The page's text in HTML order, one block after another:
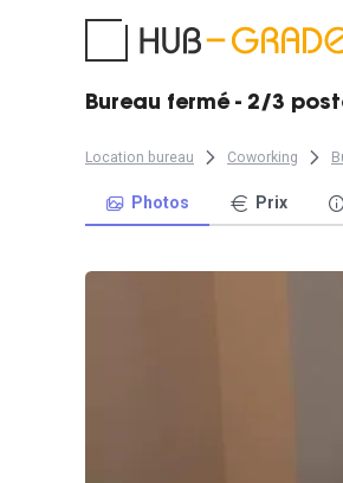
Bureau fermé - 2/3
Location bureau Coworking
Photos Prix